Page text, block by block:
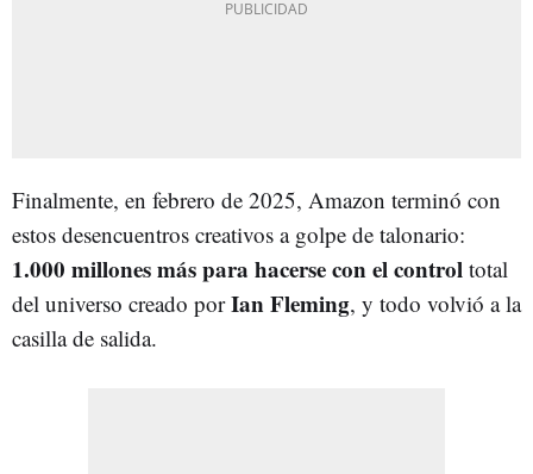
Finalmente, en febrero de 2025, Amazon terminó con
estos desencuentros creativos a golpe de talonario:
1.000 millones más para hacerse con el control total
del universo creado porIan Fleming, y todo volvió a la
casilla de salida.